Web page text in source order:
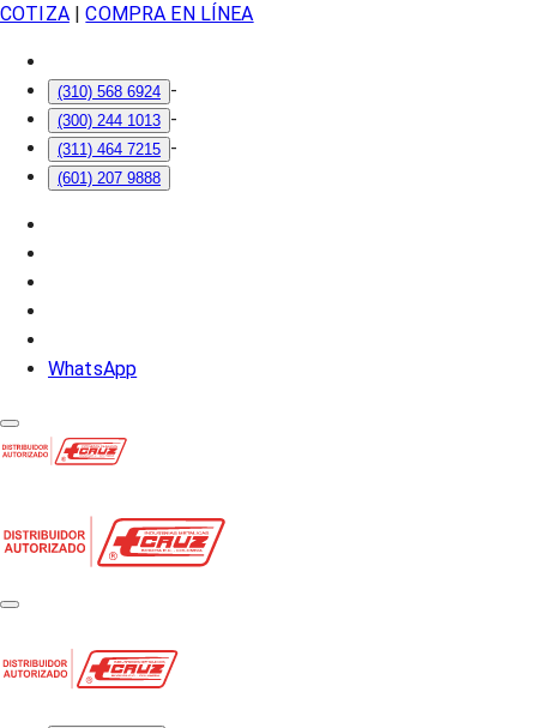
COTIZA| COMPRA EN LÍNEA
(310) 568 6924 -
(300) 244 1013 -
(311) 464 7215 -
(601) 207 9888
WhatsApp